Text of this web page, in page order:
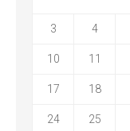
3 4
10 11
17 18
24 25